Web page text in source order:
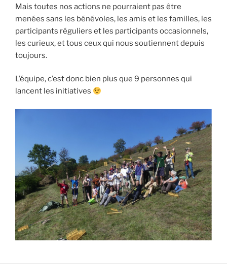
Mais toutes nos actions ne pourraient pas être
menées sans les bénévoles, les amis et les familles, les
participants réguliers et les participants occasionnels,
les curieux, et tous ceux qui nous soutiennent depuis
toujours.
L’équipe, c’est donc bien plus que 9 personnes qui
lancent les initiatives